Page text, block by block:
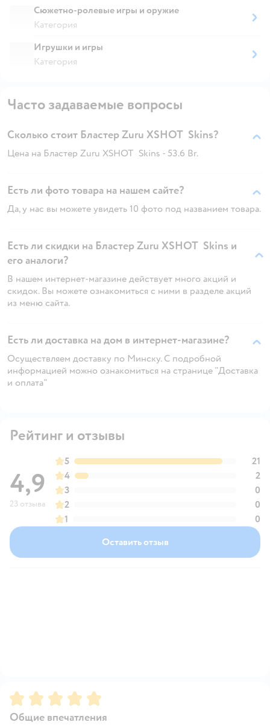
Сюжетно-ролевые игры и оружие
Категория
Игрушки и игры
Категория
Часто задаваемые вопросы
Сколько стоит Бластер Zuru XSHOT Skins?
Цена на Бластер Zuru XSHOT Skins - 53.6 Br.
Есть ли фото товара на нашем сайте?
Да, у нас вы можете увидеть 10 фото под названием товара.
Есть ли скидки на Бластер Zuru XSHOT Skins и
его аналоги?
В нашем интернет-магазине действует много акций и
скидок. Вы можете ознакомиться с ними в разделе акций
из меню сайта.
Есть ли доставка на дом в интернет-магазине?
Осуществляем доставку по Минску. С подробной
информацией можно ознакомиться на странице "Доставка
и оплата"
Рейтинг и отзывы
4,9
23 отзыва
5
21
4
2
3
0
2
0
1
0
Оставить отзыв
Рейтинг:5
Общие впечатления